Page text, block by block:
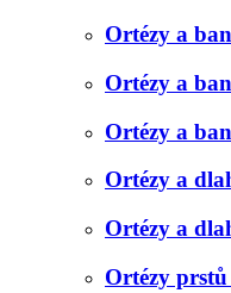
Ortézy a
Ortézy a
Ortézy a
Ortézy a
Ortézy a
Ortézy